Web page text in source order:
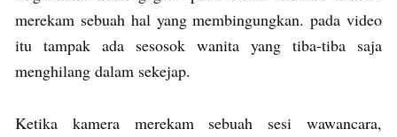
merekam sebuah hal yang membingungkan. pada video
itu tampak ada sesosok wanita yang tiba-tiba saja
menghilang dalam sekejap.
Ketika kamera merekam sebuah sesi wawancara,